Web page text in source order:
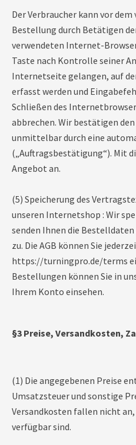
Der Verbraucher kann vor
Bestellung durch Betätigen
verwendeten Internet-
Taste nach Kontrolle seiner
Internetseite gelangen, auf
erfasst werden und
Schließen des
abbrechen. Wir bestätigen
unmittelbar durch eine
(„Auftragsbestätigung“). Mit
Angebot an.
(5) Speicherung des
unseren Internetshop : Wir
senden Ihnen die Bestelldaten
zu. Die AGB können Sie
https://turningpro.de/terms
Bestellungen können Sie in
Ihrem Konto einsehen.
§3 Preise, Versandkosten,
(1) Die angegebenen Preise
Umsatzsteuer und sonstige
Versandkosten fallen nicht
verfügbar sind.